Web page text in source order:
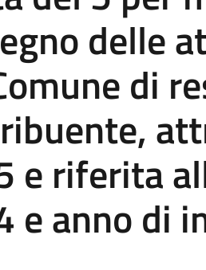
delle
di
e riferita
e anno di